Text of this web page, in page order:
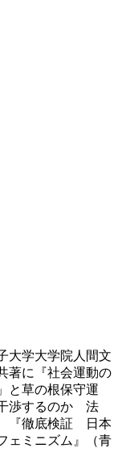
大学大学院人間文
著に『社会運動の
と草の根保守運
渉するのか 法
『徹底検証 日本
ェミニズム』（青